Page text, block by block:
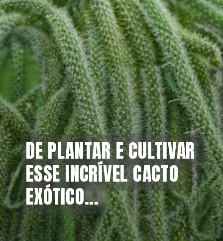
DE PLANTAR E CULTIVAR
ESSE INCRÍVEL CACTO
EXÓTICO...
DE PLANTAR E CULTIVAR
ESSE INCRÍVEL CACTO
EXÓTICO...